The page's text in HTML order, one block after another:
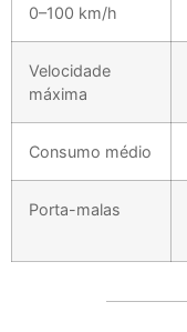
0–100 km/h
Velocidade
máxima
Consumo médio
Porta-malas